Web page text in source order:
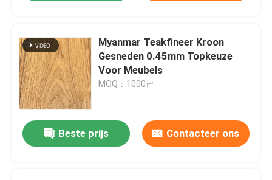
Myanmar Teakfineer Kroon
Gesneden 0.45mm Topkeuze
Voor Meubels
MOQ：1000㎡
Beste prijs Contacteer ons